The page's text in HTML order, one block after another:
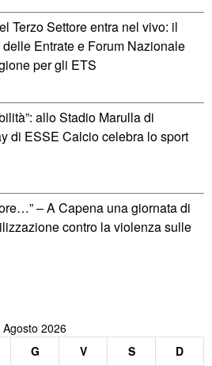
Terzo Settore entra nel vivo: il
Entrate e Forum Nazionale
per gli ETS
allo Stadio Marulla di
di ESSE Calcio celebra lo sport
– A Capena una giornata di
contro la violenza sulle
Agosto 2026
G V S
D